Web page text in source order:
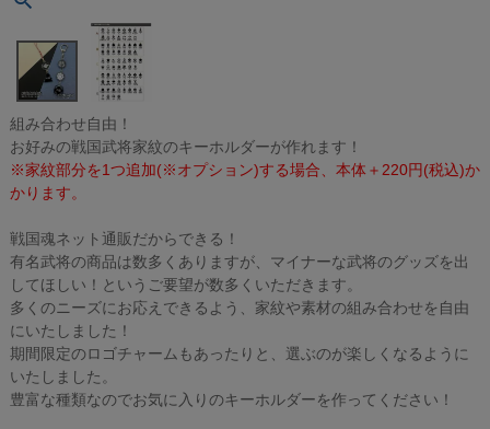
組み合わせ自由！
お好みの戦国武将家紋のキーホルダーが作れます！
※家紋部分を1つ追加(※オプション)する場合、本体＋220円(税込)か
かります。
戦国魂ネット通販だからできる！
有名武将の商品は数多くありますが、マイナーな武将のグッズを出
してほしい！というご要望が数多くいただきます。
多くのニーズにお応えできるよう、家紋や素材の組み合わせを自由
にいたしました！
期間限定のロゴチャームもあったりと、選ぶのが楽しくなるように
いたしました。
豊富な種類なのでお気に入りのキーホルダーを作ってください！